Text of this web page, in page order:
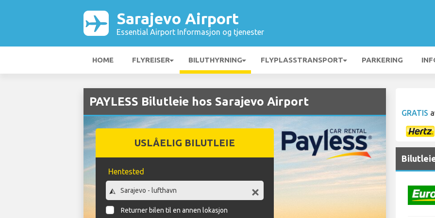
Sarajevo Airport
Essential Airport Informasjon og tjenester
HOME FLYREISER BILUTHYRNING FLYPLASSTRANSPORT PARKERING
PAYLESS Bilutleie hos Sarajevo Airport
USLÅELIG BILUTLEIE
Hentested
Returner bilen til en annen lokasjon
GRATIS